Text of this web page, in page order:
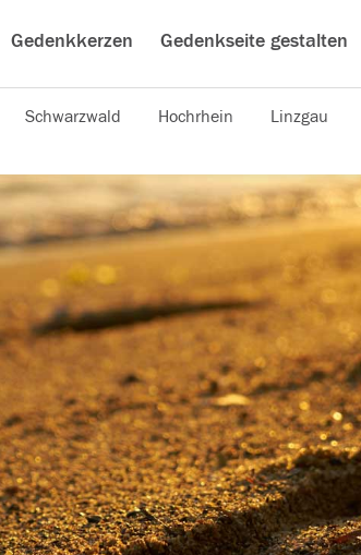
Gedenkkerzen Gedenkseite gestalten
Schwarzwald Hochrhein Linzgau